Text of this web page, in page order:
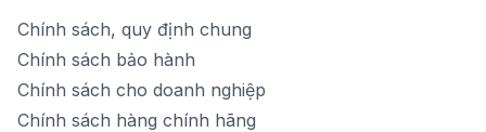
Chính sách, quy định chung
Chính sách bảo hành
Chính sách cho doanh nghiệp
Chính sách hàng chính hãng